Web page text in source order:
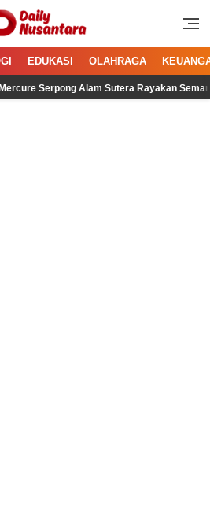
Nusantara
Fakta, Menginspirasi
EDUKASI OLAHRAGA
Serpong Alam Sutera Rayakan Semangat